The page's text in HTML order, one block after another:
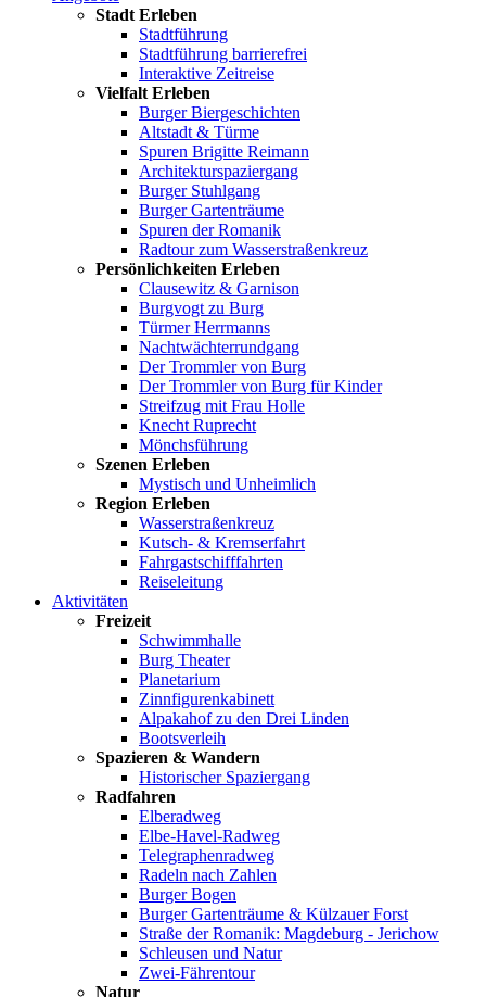
Stadt Erleben
Stadtführung
Stadtführung barrierefrei
Interaktive Zeitreise
Vielfalt Erleben
Burger Biergeschichten
Altstadt & Türme
Spuren Brigitte Reimann
Architekturspaziergang
Burger Stuhlgang
Burger Gartenträume
Spuren der Romanik
Radtour zum Wasserstraßenkreuz
Persönlichkeiten Erleben
Clausewitz & Garnison
Burgvogt zu Burg
Türmer Herrmanns
Nachtwächterrundgang
Der Trommler von Burg
Der Trommler von Burg für Kinder
Streifzug mit Frau Holle
Knecht Ruprecht
Mönchsführung
Szenen Erleben
Mystisch und Unheimlich
Region Erleben
Wasserstraßenkreuz
Kutsch- & Kremserfahrt
Fahrgastschifffahrten
Reiseleitung
Aktivitäten
Freizeit
Schwimmhalle
Burg Theater
Planetarium
Zinnfigurenkabinett
Alpakahof zu den Drei Linden
Bootsverleih
Spazieren & Wandern
Historischer Spaziergang
Radfahren
Elberadweg
Elbe-Havel-Radweg
Telegraphenradweg
Radeln nach Zahlen
Burger Bogen
Burger Gartenträume & Külzauer Forst
Straße der Romanik: Magdeburg - Jerichow
Schleusen und Natur
Zwei-Fährentour
Natur